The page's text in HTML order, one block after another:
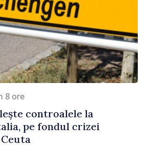
8 ore
controalele la
pe fondul crizei